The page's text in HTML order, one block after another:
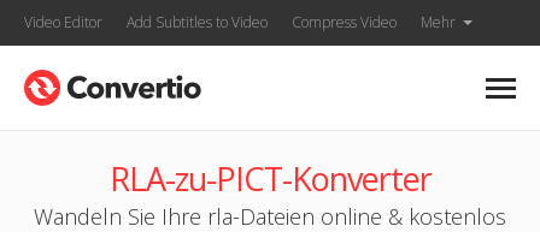
Video Editor Add Subtitles to Video Compress Video Mehr
RLA-zu-PICT-Konverter
Wandeln Sie Ihre rla-Dateien online & kostenlos